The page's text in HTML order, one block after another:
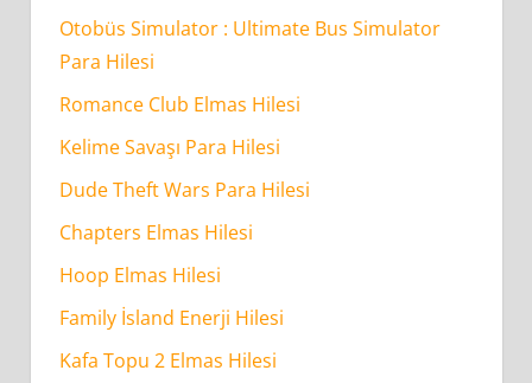
Otobüs Simulator : Ultimate Bus Simulator
Para Hilesi
Romance Club Elmas Hilesi
Kelime Savaşı Para Hilesi
Dude Theft Wars Para Hilesi
Chapters Elmas Hilesi
Hoop Elmas Hilesi
Family İsland Enerji Hilesi
Kafa Topu 2 Elmas Hilesi